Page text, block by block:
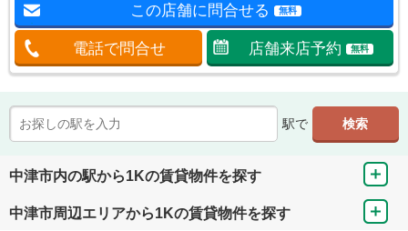
この店舗に問合せる 無料
電話で問合せ 店舗来店予約 無料
駅で
中津市内の駅から1Kの賃貸物件を探す
中津市周辺エリアから1Kの賃貸物件を探す